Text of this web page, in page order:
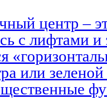
центр –
с лифтами и
или